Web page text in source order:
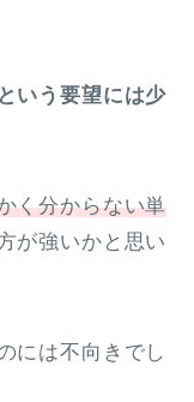
いう要望には少
く分からない単
が強いかと思い
には不向きでし